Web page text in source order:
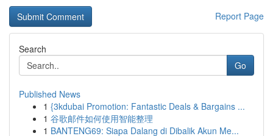
Report Page
Search
Go
Published News
1 {3kdubai Promotion: Fantastic Deals & Bargains ...
1 谷歌邮件如何使用智能整理
1 BANTENG69: Siapa Dalang di Dibalik Akun Me...